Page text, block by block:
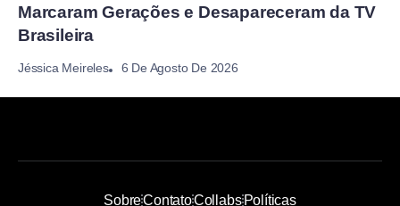
Marcaram Gerações e Desapareceram da TV
Brasileira
Jéssica Meireles 6 De Agosto De 2026
SobreContatoCollabsPolíticas